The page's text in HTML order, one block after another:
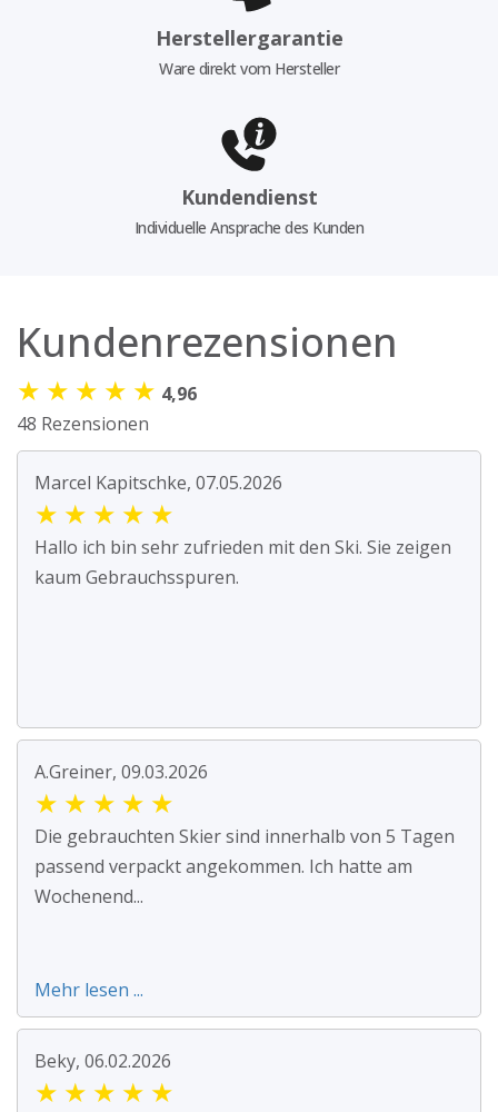
Herstellergarantie
Ware direkt vom Hersteller
Kundendienst
Individuelle Ansprache des Kunden
Kundenrezensionen
★ ★ ★ ★ ★ 4,96
48 Rezensionen
Marcel Kapitschke, 07.05.2026
★ ★ ★ ★ ★
Hallo ich bin sehr zufrieden mit den Ski. Sie zeigen
kaum Gebrauchsspuren.
A.Greiner, 09.03.2026
★ ★ ★ ★ ★
Die gebrauchten Skier sind innerhalb von 5 Tagen
passend verpackt angekommen. Ich hatte am
Wochenend...
Mehr lesen ...
Beky, 06.02.2026
★ ★ ★ ★ ★